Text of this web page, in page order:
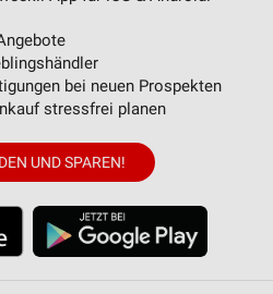
bei neuen Prospekten
stressfrei planen
UND SPAREN!